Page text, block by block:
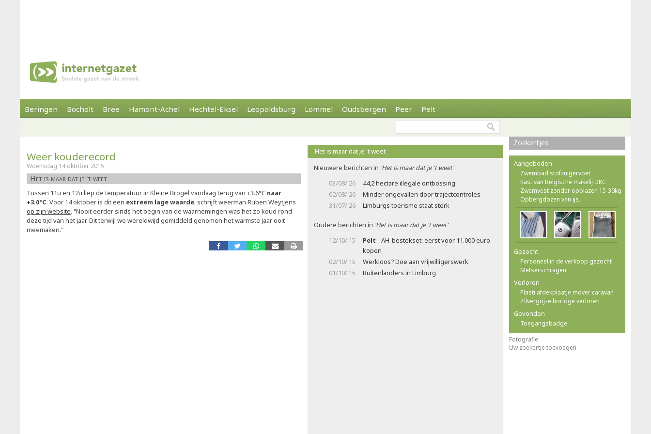
Beringen Bocholt Bree Hamont-Achel Hechtel-Eksel Leopoldsburg Lommel Oudsbergen Peer Pelt
Weer kouderecord
Woensdag 14 oktober 2015
Het is maar dat je 't weet
Tussen 11u en 12u liep de temperatuur in Kleine Brogel vandaag terug van +3.6°C naar
+3.0°C. Voor 14 oktober is dit een extreem lage waarde, schrijft weerman Ruben Weytjens
op zijn website. "Nooit eerder sinds het begin van de waarnemingen was het zo koud rond
deze tijd van het jaar. Dit terwijl we wereldwijd gemiddeld genomen het warmste jaar ooit
meemaken."
Het is maar dat je 't weet
Nieuwere berichten in 'Het is maar dat je 't weet'
03/08/'26
44,2 hectare illegale ontbossing
02/08/'26
Minder ongevallen door trajectcontroles
31/07/'26
Limburgs toerisme staat sterk
Oudere berichten in 'Het is maar dat je 't weet'
12/10/'15
Pelt - AH-bestekset: eerst voor 11.000 euro
kopen
02/10/'15
Werkloos? Doe aan vrijwilligerswerk
01/10/'15
Buitenlanders in Limburg
Zoekertjes
Aangeboden
Zwembad stofzuigervoet
Kast van Belgische makelij DKC
Zwemvest zonder opblazen 15-30kg
Opbergdozen van ijs.
Gezocht
Personeel in de verkoop gezocht
Metserschragen
Verloren
Plasti afdekplaatje mover caravan
Zilvergrijze horloge verloren
Gevonden
Toegangsbadge
Fotografie
Uw zoekertje toevoegen